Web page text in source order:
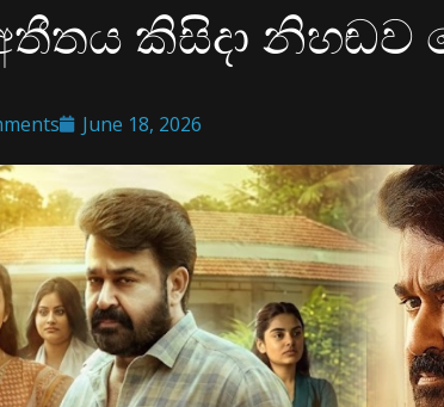
අතීතය කිසිදා
June 18, 2026